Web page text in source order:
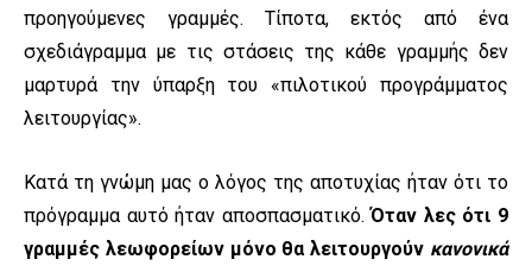
προηγούμενες γραμμές. Τίποτα, εκτός από ένα
σχεδιάγραμμα με τις στάσεις της κάθε γραμμής δεν
μαρτυρά την ύπαρξη του «πιλοτικού προγράμματος
λειτουργίας».
Κατά τη γνώμη μας ο λόγος της αποτυχίας ήταν ότι το
πρόγραμμα αυτό ήταν αποσπασματικό.Όταν λες ότι 9
γραμμές λεωφορείων μόνο θα λειτουργούν κανονικά